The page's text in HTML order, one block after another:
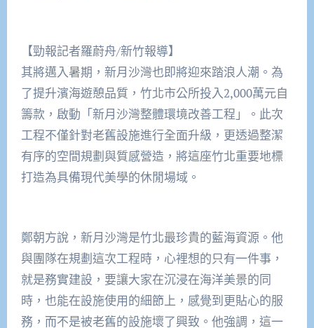
【勁報記者羅蔚舟/新竹報導】
其將邁入暑期，新月沙灣也即將迎來踏浪人潮。為
了提升濱海遊憩品質，竹北市公所投入2,000萬元自
籌款，啟動「新月沙灣整體環境改善工程」。此次
工程不僅針對老舊設施進行全面升級，更透過整潔
有序的空間規劃與質感營造，將這座竹北重要地標
打造為具備現代美學的休閒場域。
鄭朝方說，新月沙灣是竹北最珍貴的藍海資源。他
與團隊在規劃這次工程時，心裡想的只有一件事，
就是務實建設，要讓大家在沉浸在海洋美景的同
時，也能在設施使用的細節上，感覺到更貼心的服
務，而不是被老舊的設施壞了興致。他強調，這一